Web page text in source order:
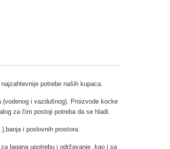
potrebe naših kupaca.
i vazdušnog). Proizvode kocke
za čim postoji potreba da se hladi.
i poslovnih prostora.
lagana upotrebu i održavanje ,kao i sa